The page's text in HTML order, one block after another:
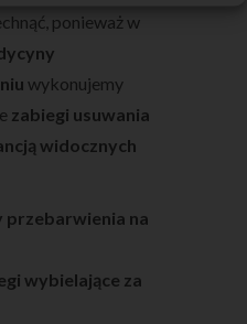
ponieważ w
wykonujemy
zabiegi usuwania
widocznych
przebarwienia na
wybielające za